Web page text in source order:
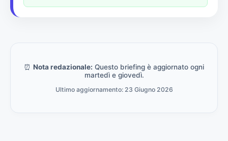
⏰ Nota redazionale: Questo briefing è aggiornato ogni
martedì e giovedì.
Ultimo aggiornamento: 23 Giugno 2026